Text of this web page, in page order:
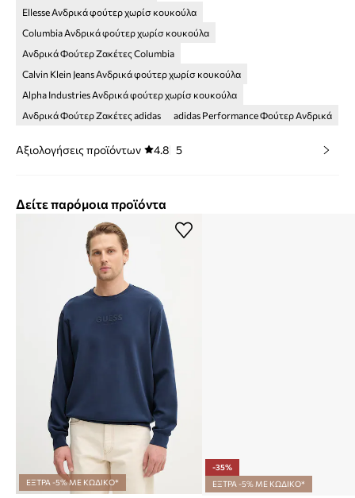
Ellesse Ανδρικά φούτερ χωρίσ κουκούλα
Columbia Ανδρικά φούτερ χωρίσ κουκούλα
Ανδρικά Φούτερ Ζακέτες Columbia
Calvin Klein Jeans Ανδρικά φούτερ χωρίσ κουκούλα
Alpha Industries Ανδρικά φούτερ χωρίσ κουκούλα
Ανδρικά Φούτερ Ζακέτες adidas
adidas Performance Φούτερ Ανδρικά
Αξιολογήσεις προϊόντων 4.8 5
Δείτε παρόμοια προϊόντα
ΕΞΤΡΑ -5% ΜΕ ΚΩΔΙΚΟ*
-35%
ΕΞΤΡΑ -5% ΜΕ ΚΩΔΙΚΟ*